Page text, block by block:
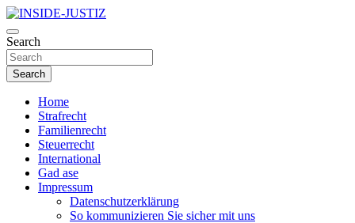
Skip
to
content
INSIDE-JUSTIZ
Investigativer Journalismus zur Dritten Gewalt
Search
Search
Home
Strafrecht
Familienrecht
Steuerrecht
International
Gad ase
Impressum
Datenschutzerklärung
So kommunizieren Sie sicher mit uns